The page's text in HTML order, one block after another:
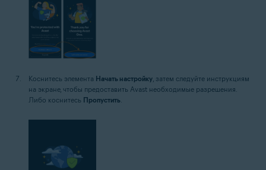
Коснитесь элемента Начать настройку , затем следуйте инструкциям
на экране, чтобы предоставить Avast необходимые разрешения.
Либо коснитесь Пропустить